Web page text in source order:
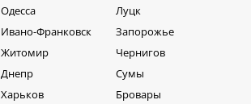
Одесса
Ивано-Франковск
Житомир
Днепр
Харьков
Луцк
Запорожье
Чернигов
Сумы
Бровары